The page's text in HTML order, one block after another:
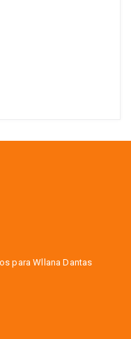
para Wllana Dantas